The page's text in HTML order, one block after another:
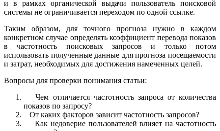
и в рамках органической выдачи пользователь поисковой
системы не ограничивается переходом по одной ссылке.
Таким образом, для точного прогноза нужно в каждом
конкретном случае определять коэффициент перевода показов
в частотность поисковых запросов и только потом
использовать полученные данные для прогноза посещаемости
и затрат, необходимых для достижения намеченных целей.
Вопросы для проверки понимания статьи:
Чем отличается частотность запроса от количества
показов по запросу?
От каких факторов зависит частотность запросов?
Как недоверие пользователей влияет на частотность